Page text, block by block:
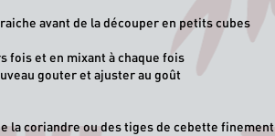
avant de la découper en petits cubes
fois et en mixant à chaque fois
gouter et ajuster au goût
la coriandre ou des tiges de cebette finement